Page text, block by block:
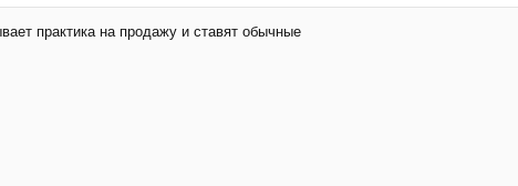
практика на продажу и ставят обычные